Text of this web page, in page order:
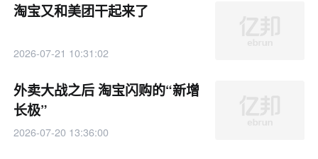
淘宝又和美团干起来了
2026-07-21 10:31:02
外卖大战之后 淘宝闪购的“新增
长极”
2026-07-20 13:36:00